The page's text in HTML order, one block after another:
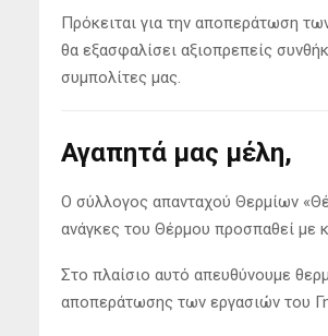
Πρόκειται για την αποπεράτωση
θα εξασφαλίσει αξιοπρεπείς
συμπολίτες μας.
Αγαπητά μας μέλη,
Ο σύλλογος απανταχού Θερμίων
ανάγκες του Θέρμου προσπαθεί με
Στο πλαίσιο αυτό απευθύνουμε
αποπεράτωσης των εργασιών του